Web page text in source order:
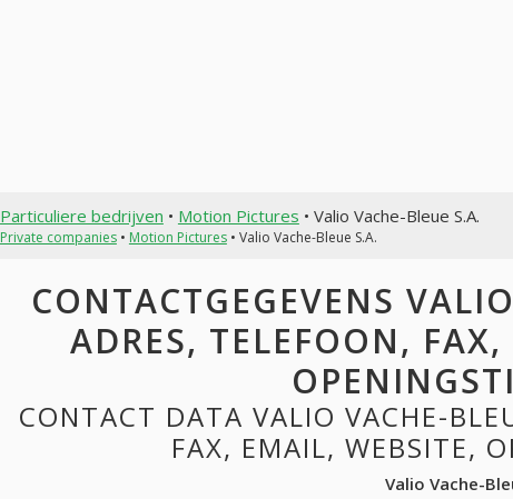
Particuliere bedrijven • Motion Pictures • Valio Vache-Bleue S.A.
Private companies• Motion Pictures• Valio Vache-Bleue S.A.
CONTACTGEGEVENS
ADRES, TELEFOON,
CONTACT DATA VALIO VACHE-
FAX, EMAIL, WEBSITE,
Valio Vache-